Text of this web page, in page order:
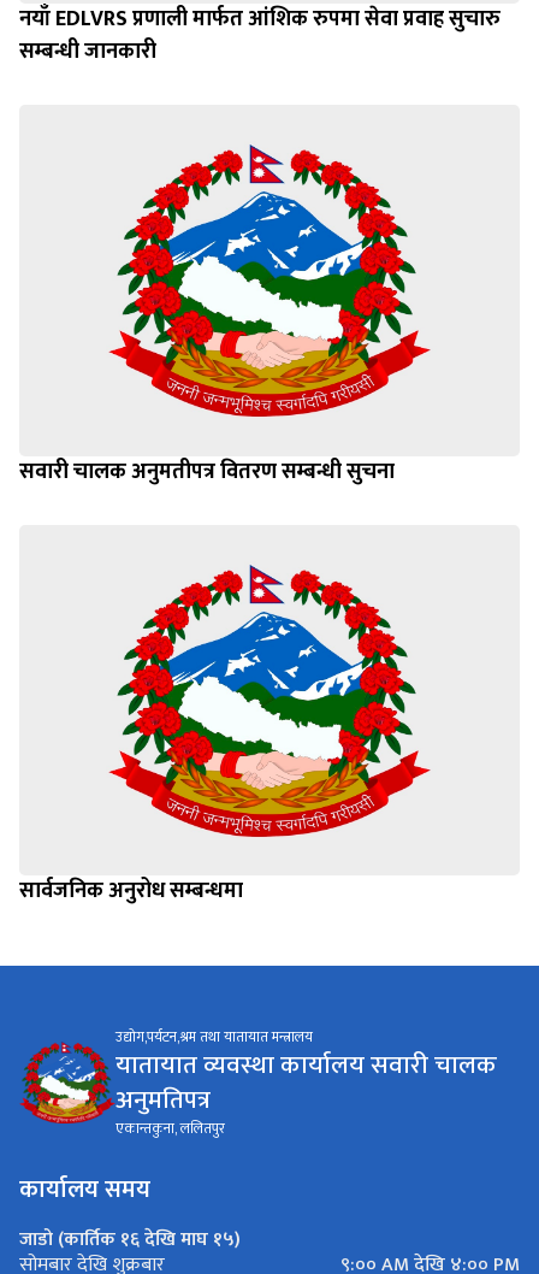
नयाँ EDLVRS प्रणाली मार्फत आंशिक रुपमा सेवा प्रवाह सुचारु
सम्बन्धी जानकारी
सवारी चालक अनुमतीपत्र वितरण सम्बन्धी सुचना
सार्वजनिक अनुरोध सम्बन्धमा
उद्योग,पर्यटन,श्रम तथा यातायात मन्त्रालय
यातायात व्यवस्था कार्यालय सवारी चालक
अनुमतिपत्र
एकान्तकुना, ललितपुर
कार्यालय समय
जाडो (कार्तिक १६ देखि माघ १५)
सोमबार देखि शुक्रबार ९:०० AM देखि ४:०० PM